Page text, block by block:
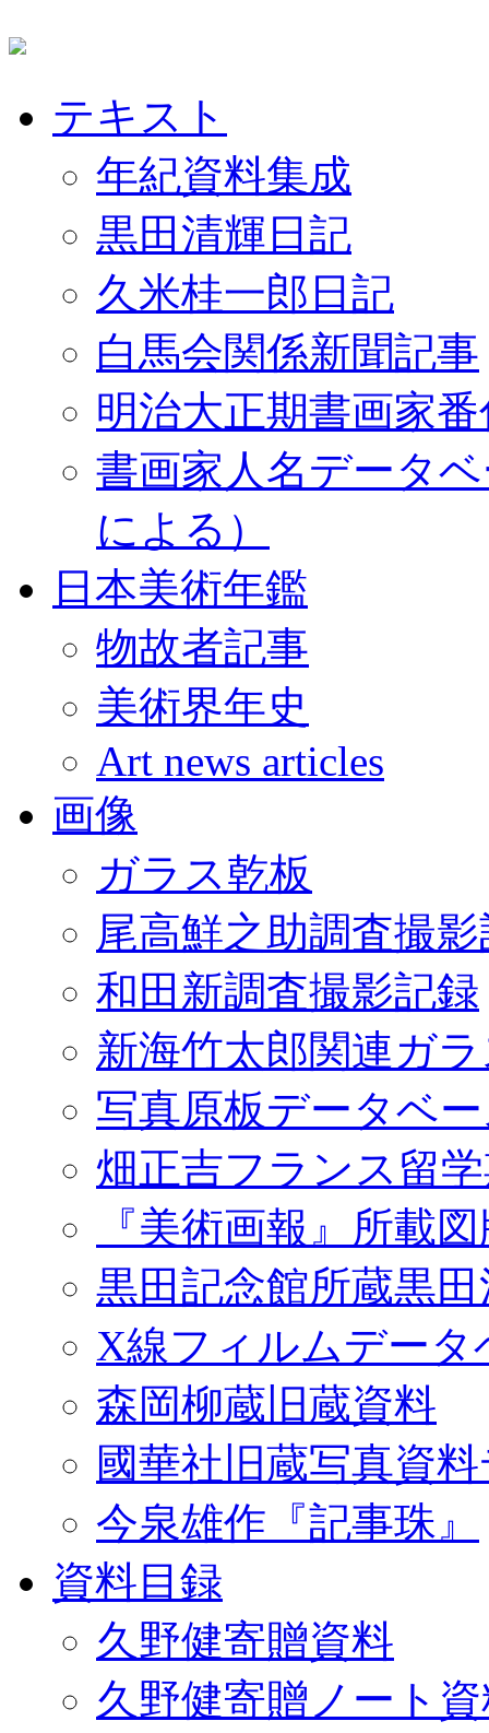
テキスト
年紀資料集成
黒田清輝日記
久米桂一郎日記
白馬会関係新聞記事
明治大正期書画家
書画家人名データ
による）
日本美術年鑑
物故者記事
美術界年史
Art news articles
画像
ガラス乾板
尾高鮮之助調査撮
和田新調査撮影記録
新海竹太郎関連ガ
写真原板データベ
畑正吉フランス留
『美術画報』所載
黒田記念館所蔵黒
X線フィルムデータ
森岡柳蔵旧蔵資料
國華社旧蔵写真資
今泉雄作『記事珠』
資料目録
久野健寄贈資料
久野健寄贈ノート